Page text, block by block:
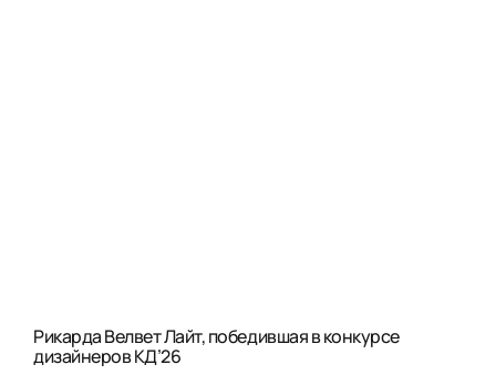
Рикарда Велвет Лайт, победившая в конкурсе
дизайнеров КД’26